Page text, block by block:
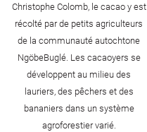
Christophe Colomb, le cacao y est
récolté par de petits agriculteurs
de la communauté autochtone
NgöbeBuglé. Les cacaoyers se
développent au milieu des
lauriers, des pêchers et des
bananiers dans un système
agroforestier varié.